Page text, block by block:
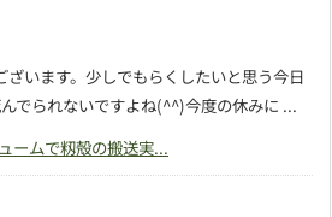
ざいます。少しでもらくしたいと思う今日
でられないですよね(^^)今度の休みに ...
ームで籾殻の搬送実...